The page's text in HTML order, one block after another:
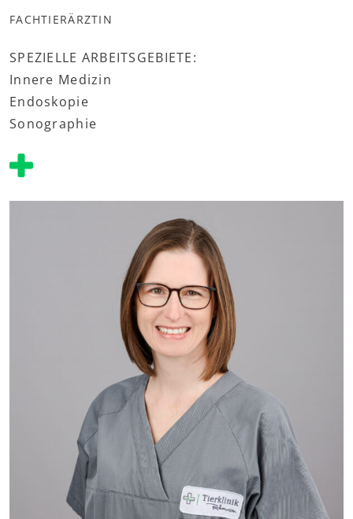
FACHTIERÄRZTIN
SPEZIELLE ARBEITSGEBIETE:
Innere Medizin
Endoskopie
Sonographie